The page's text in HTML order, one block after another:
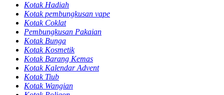
Kotak Hadiah
Kotak pembungkusan vape
Kotak Coklat
Pembungkusan Pakaian
Kotak Bunga
Kotak Kosmetik
Kotak Barang Kemas
Kotak Kalendar Advent
Kotak Tiub
Kotak Wangian